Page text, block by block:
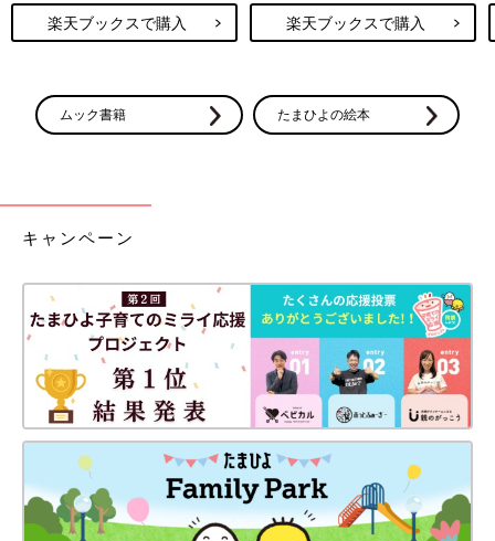
楽天ブックスで購入 楽天ブックスで購入
ムック書籍 たまひよの絵本
キャンペーン